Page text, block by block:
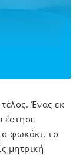
Ένας εκ
έστησε
φωκάκι, το
μητρική